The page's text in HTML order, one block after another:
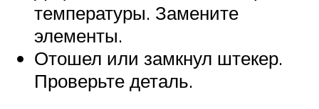
температуры. Замените
элементы.
Отошел или замкнул штекер.
Проверьте деталь.